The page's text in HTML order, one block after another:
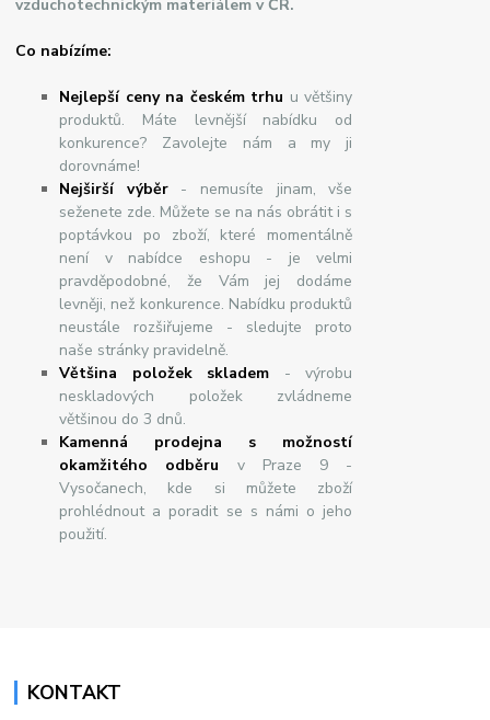
vzduchotechnickým materiálem v ČR.
Co nabízíme:
Nejlepší ceny na českém trhu u většiny
produktů. Máte levnější nabídku od
konkurence? Zavolejte nám a my ji
dorovnáme!
Nejširšívýběr- nemusíte jinam, vše
seženete zde. Můžete se na nás obrátit i s
poptávkou po zboží, které momentálně
není v nabídce eshopu - je velmi
pravděpodobné, že Vám jej dodáme
levněji, než konkurence. Nabídku produktů
neustále rozšiřujeme - sledujte proto
naše stránky pravidelně.
Většina položek skladem - výrobu
neskladových položek zvládneme
většinou do 3 dnů.
Kamenná prodejna s možností
okamžitého odběru v Praze 9 -
Vysočanech, kde si můžete zboží
prohlédnout a poradit se s námi o jeho
použití.
KONTAKT